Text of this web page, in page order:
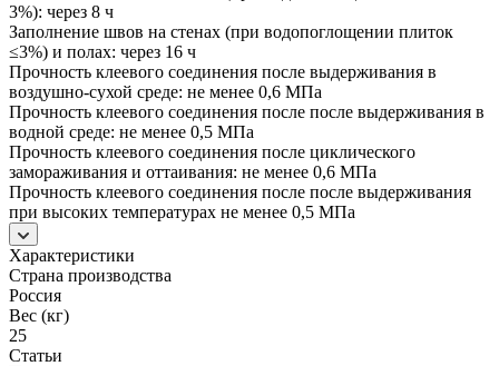
3%): через 8 ч
Заполнение швов на стенах (при водопоглощении плиток
≤3%) и полах: через 16 ч
Прочность клеевого соединения после выдерживания в
воздушно-сухой среде: не менее 0,6 МПа
Прочность клеевого соединения после после выдерживания в
водной среде: не менее 0,5 МПа
Прочность клеевого соединения после циклического
замораживания и оттаивания: не менее 0,6 МПа
Прочность клеевого соединения после после выдерживания
при высоких температурах не менее 0,5 МПа
Характеристики
Страна производства
Россия
Вес (кг)
25
Статьи